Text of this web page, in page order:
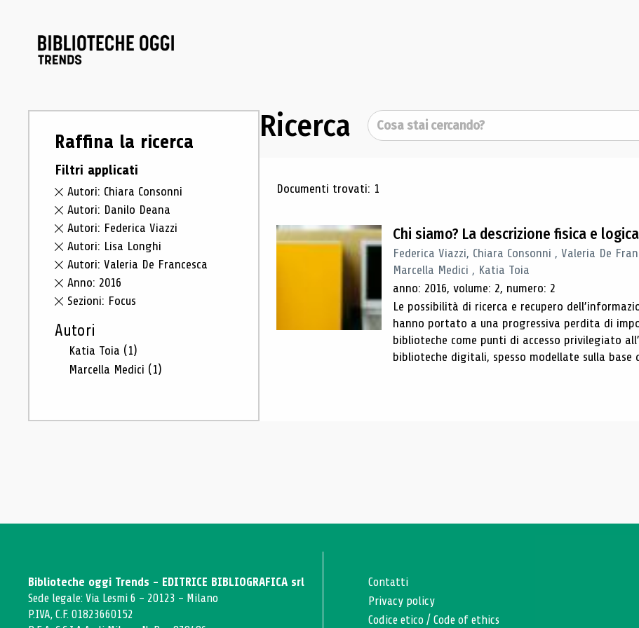
Raffina la ricerca
Filtri applicati
Autori: Chiara Consonni
Autori: Danilo Deana
Autori: Federica Viazzi
Autori: Lisa Longhi
Autori: Valeria De Francesca
Anno: 2016
Sezioni: Focus
Autori
Katia Toia (1)
Marcella Medici (1)
Ricerca Cerca
Risultati di ricerca
Documenti trovati: 1
Chi siamo? La descrizione fisica e
Federica Viazzi, Chiara Consonni , Valeria De
Marcella Medici , Katia Toia
anno: 2016, volume: 2, numero: 2
Le possibilità di ricerca e recupero
hanno portato a una progressiva perdita di
biblioteche come punti di accesso privilegiato
biblioteche digitali, spesso modellate sulla base
Biblioteche oggi Trends - EDITRICE BIBLIOGRAFICA srl
Sede legale: Via Lesmi 6 - 20123 - Milano
P.IVA, C.F. 01823660152
Contatti
Privacy policy
Codice etico /Code of ethics